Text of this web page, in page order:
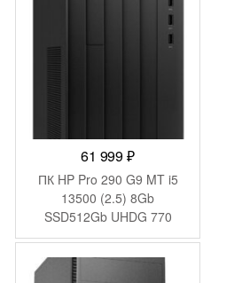
61 999₽
ПК HP Pro 290 G9 MT i5
13500 (2.5) 8Gb
SSD512Gb UHDG 770
FreeDOS GbitEth WiFi BT
180W kb мышь клавиатура
черный (624A6ET)